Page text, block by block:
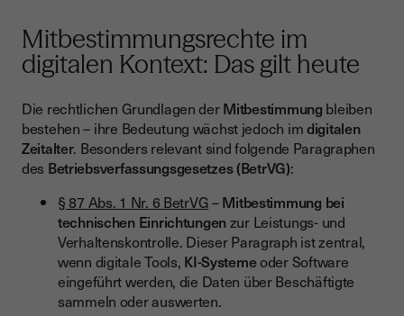
Mitbestimmungsrechte im
digitalen Kontext: Das gilt heute
Die rechtlichen Grundlagen derMitbestimmung bleiben
bestehen – ihre Bedeutung wächst jedoch imdigitalen
Zeitalter. Besonders relevant sind folgende Paragraphen
des Betriebsverfassungsgesetzes (BetrVG):
§ 87 Abs. 1 Nr. 6 BetrVG–Mitbestimmung bei
technischen Einrichtungenzur Leistungs- und
Verhaltenskontrolle. Dieser Paragraph ist zentral,
wenn digitale Tools, KI-Systemeoder Software
eingeführt werden, die Daten über Beschäftigte
sammeln oder auswerten.